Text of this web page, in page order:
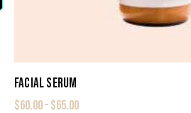
FACIAL SERUM
$60.00–$65.00